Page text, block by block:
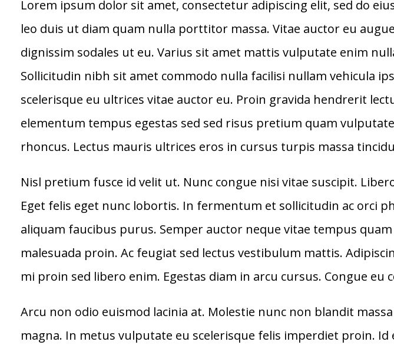
Lorem ipsum dolor sit amet, consectetur adipiscing elit, sed do
leo duis ut diam quam nulla porttitor massa. Vitae auctor eu
dignissim sodales ut eu. Varius sit amet mattis vulputate enim
Sollicitudin nibh sit amet commodo nulla facilisi nullam vehicula
scelerisque eu ultrices vitae auctor eu. Proin gravida hendrerit
elementum tempus egestas sed sed risus pretium quam
rhoncus. Lectus mauris ultrices eros in cursus turpis massa
Nisl pretium fusce id velit ut. Nunc congue nisi vitae suscipit.
Eget felis eget nunc lobortis. In fermentum et sollicitudin ac orci
aliquam faucibus purus. Semper auctor neque vitae tempus
malesuada proin. Ac feugiat sed lectus vestibulum mattis.
mi proin sed libero enim. Egestas diam in arcu cursus. Congue
Arcu non odio euismod lacinia at. Molestie nunc non blandit
magna. In metus vulputate eu scelerisque felis imperdiet proin.